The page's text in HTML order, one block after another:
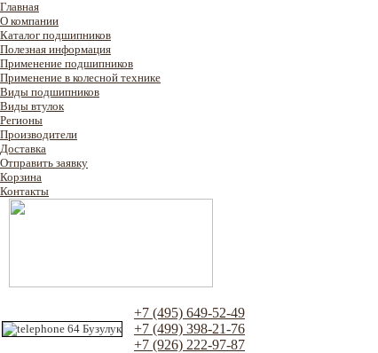
Главная
О компании
Каталог подшипников
Полезная информация
Применение подшипников
Применение в колесной технике
Виды подшипников
Виды втулок
Регионы
Производители
Доставка
Отправить заявку
Корзина
Контакты
+7 (495) 649-52-49
+7 (499) 398-21-76
+7 (926) 222-97-87